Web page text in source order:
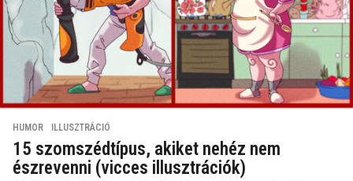
HUMOR ILLUSZTRÁCIÓ
15 szomszédtípus, akiket nehéz nem
észrevenni (vicces illusztrációk)